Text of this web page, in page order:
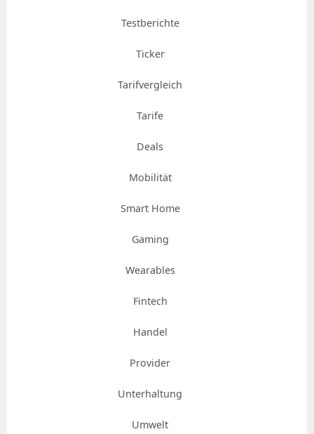
Testberichte
Ticker
Tarifvergleich
Tarife
Deals
Mobilität
Smart Home
Gaming
Wearables
Fintech
Handel
Provider
Unterhaltung
Umwelt